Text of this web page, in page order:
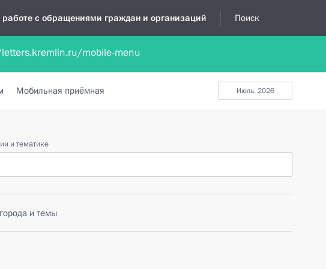
с обращениями граждан и организаций Поиск
документа Обратиться в устной форме
июль, 2026
Мобильная приёмная
и тематике
и темы
mobile-menu